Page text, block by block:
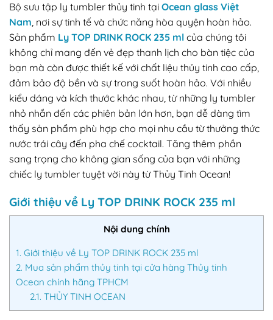
Bộ sưu tập ly tumbler thủy tinh tại Ocean glass Việt
Nam, nơi sự tinh tế và chức năng hòa quyện hoàn hảo.
Sản phẩm Ly TOP DRINK ROCK 235 ml của chúng tôi
không chỉ mang đến vẻ đẹp thanh lịch cho bàn tiệc của
bạn mà còn được thiết kế với chất liệu thủy tinh cao cấp,
đảm bảo độ bền và sự trong suốt hoàn hảo. Với nhiều
kiểu dáng và kích thước khác nhau, từ những ly tumbler
nhỏ nhắn đến các phiên bản lớn hơn, bạn dễ dàng tìm
thấy sản phẩm phù hợp cho mọi nhu cầu từ thưởng thức
nước trái cây đến pha chế cocktail. Tăng thêm phần
sang trọng cho không gian sống của bạn với những
chiếc ly tumbler tuyệt vời này từ Thủy Tinh Ocean!
Giới thiệu về Ly TOP DRINK ROCK 235 ml
Nội dung chính
1. Giới thiệu về Ly TOP DRINK ROCK 235 ml
2. Mua sản phẩm thủy tinh tại cửa hàng Thủy tinh
Ocean chính hãng TPHCM
2.1. THỦY TINH OCEAN